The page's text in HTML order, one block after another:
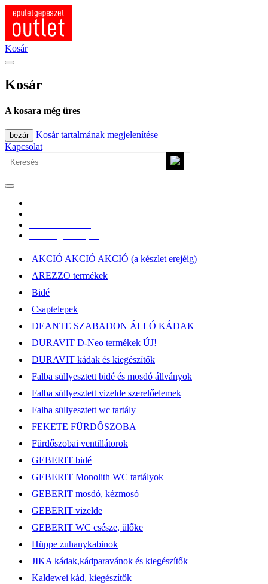
Fő tartalom átugrása
Kosár
Kosár
A kosara még üres
bezár
Kosár tartalmának megjelenítése
Kapcsolat
AKCIÓ AKCIÓ AKCIÓ (a készlet erejéig)
AREZZO termékek
Bidé
Csaptelepek
DEANTE SZABADON ÁLLÓ KÁDAK
DURAVIT D-Neo termékek ÚJ!
DURAVIT kádak és kiegészítők
Falba süllyesztett bidé és mosdó állványok
Falba süllyesztett vizelde szerelőelemek
Falba süllyesztett wc tartály
FEKETE FÜRDŐSZOBA
Fürdőszobai ventillátorok
GEBERIT bidé
GEBERIT Monolith WC tartályok
GEBERIT mosdó, kézmosó
GEBERIT vizelde
GEBERIT WC csésze, ülőke
Hüppe zuhanykabinok
JIKA kádak,kádparavánok és kiegészítők
Kaldewei kád, kiegészítők